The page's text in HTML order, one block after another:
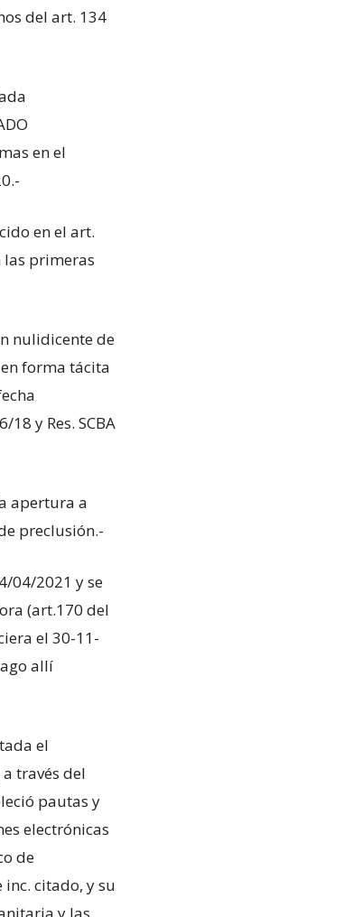
del art. 134
en el
en el art.
las primeras
nulidicente de
forma tácita
y Res. SCBA
apertura a
preclusión.-
04/2021 y se
(art.170 del
el 30-11-
allí
el
través del
pautas y
electrónicas
de
citado, y su